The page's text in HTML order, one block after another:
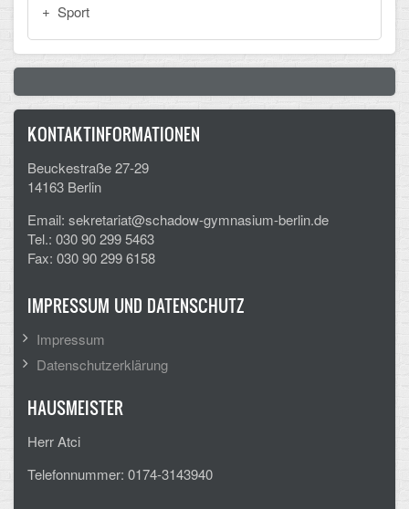
Sport
KONTAKTINFORMATIONEN
Beuckestraße 27-29
14163 Berlin
Email: sekretariat@schadow-gymnasium-berlin.de
Tel.: 030 90 299 5463
Fax: 030 90 299 6158
IMPRESSUM UND DATENSCHUTZ
Impressum
Datenschutzerklärung
HAUSMEISTER
Herr Atci
Telefonnummer: 0174-3143940